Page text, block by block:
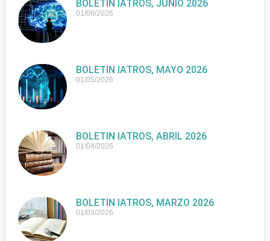
BOLETIN IATROS, JUNIO 2026
01/06/2026
BOLETIN IATROS, MAYO 2026
01/05/2026
BOLETIN IATROS, ABRIL 2026
01/04/2026
BOLETIN IATROS, MARZO 2026
01/03/2026